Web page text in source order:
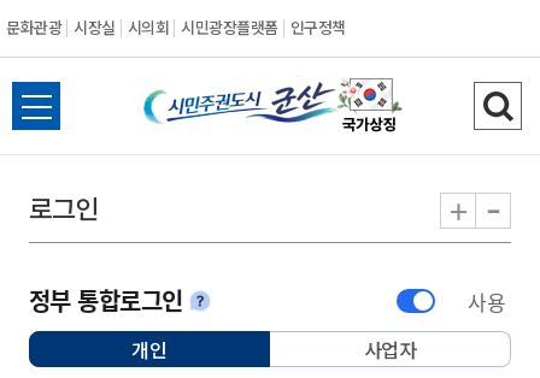
문화관광 시장실 시의회 시민광장플랫폼 인구정책
시민주권도시 군
전체메뉴 열기 검
로그인 + -
정부 통합로그인안내 사용
개인선택됨 사업자